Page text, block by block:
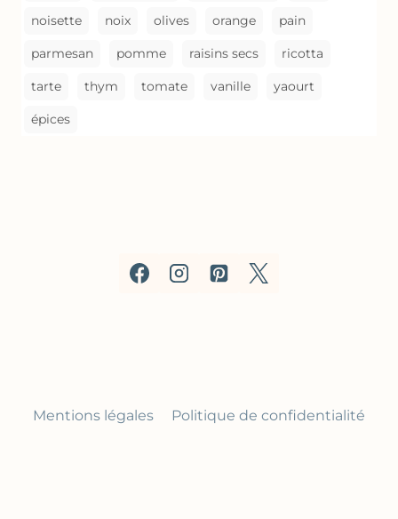
noisette noix olives orange pain
parmesan pomme raisins secs ricotta
tarte thym tomate vanille yaourt
épices
Mentions légales Politique de confidentialité